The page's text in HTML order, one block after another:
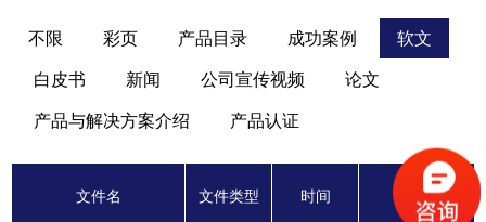
不限 彩页 产品目录 成功案例
软文
白皮书
新闻 公司宣传视频
论文
产品与解决方案介绍
产品认证
文件名 文件类型 时间 下载